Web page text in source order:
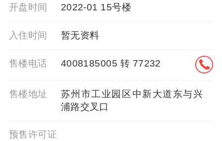
开盘时间 2022-01 15号楼
入住时间 暂无资料
售楼电话 4008185005 转 77232
售楼地址
苏州市工业园区中新大道东与兴
浦路交叉口
预售许可证